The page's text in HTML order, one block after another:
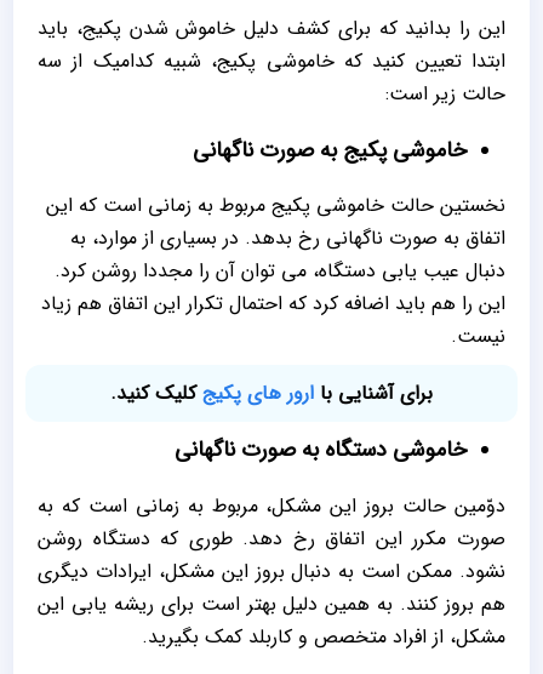
این را بدانید که برای کشف دلیل خاموش شدن پکیج، باید
ابتدا تعیین کنید که خاموشی پکیج، شبیه کدامیک از سه
حالت زیر است:
خاموشی پکیج به صورت ناگهانی
نخستین حالت خاموشی پکیج مربوط به زمانی است که این
اتفاق به صورت ناگهانی رخ بدهد. در بسیاری از موارد، به
دنبال عیب یابی دستگاه، می توان آن را مجددا روشن کرد.
این را هم باید اضافه کرد که احتمال تکرار این اتفاق هم زیاد
نیست.
برای آشنایی با ارور های پکیجکلیک کنید.
خاموشی دستگاه به صورت ناگهانی
دوّمین حالت بروز این مشکل، مربوط به زمانی است که به
صورت مکرر این اتفاق رخ دهد. طوری که دستگاه روشن
نشود. ممکن است به دنبال بروز این مشکل، ایرادات دیگری
هم بروز کنند. به همین دلیل بهتر است برای ریشه یابی این
مشکل، از افراد متخصص و کاربلد کمک بگیرید.